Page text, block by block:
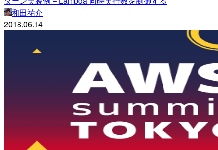
和田祐介
2018.06.14